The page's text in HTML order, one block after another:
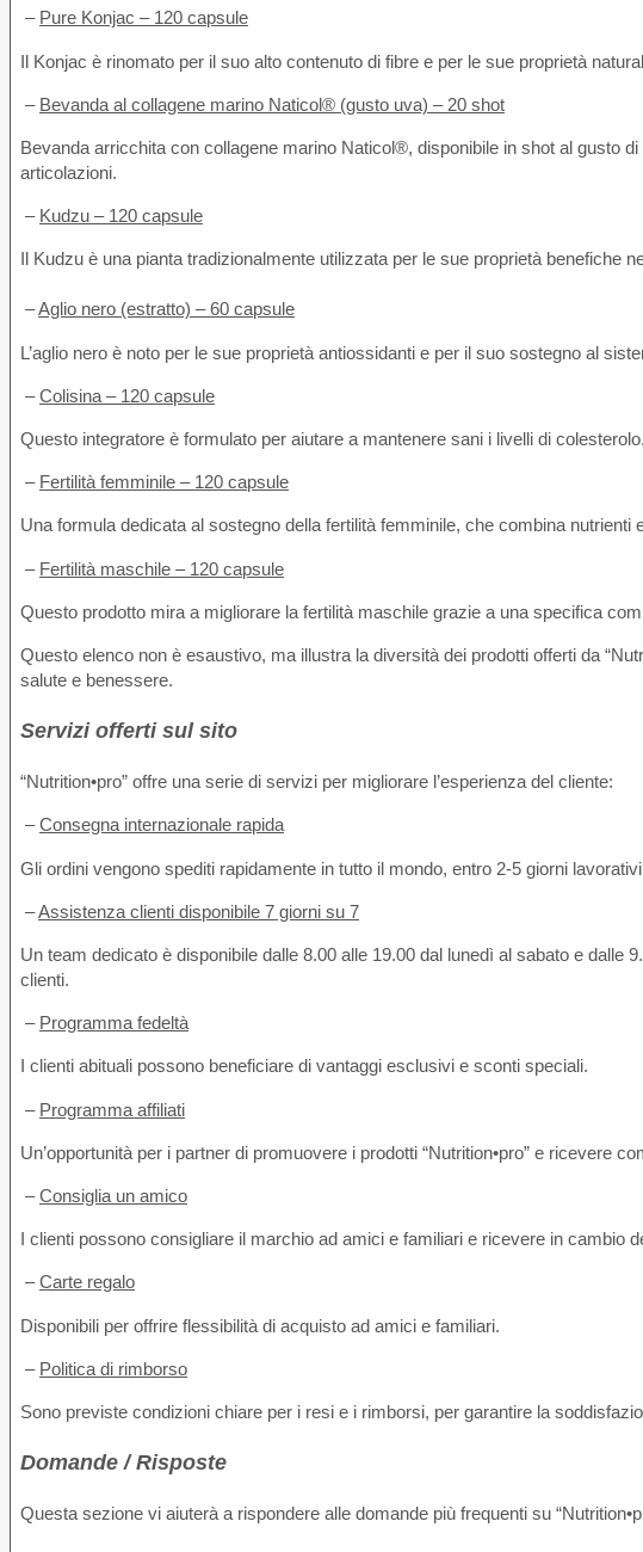
– Pure Konjac – 120 capsule
Il Konjac è rinomato per il suo alto contenuto di fibre e per le sue proprietà
– Bevanda al collagene marino Naticol® (gusto uva) – 20 shot
Bevanda arricchita con collagene marino Naticol®, disponibile in shot al gusto
articolazioni.
– Kudzu – 120 capsule
Il Kudzu è una pianta tradizionalmente utilizzata per le sue proprietà benefiche
–Aglio nero (estratto) – 60 capsule
L’aglio nero è noto per le sue proprietà antiossidanti e per il suo sostegno al
–Colisina – 120 capsule
Questo integratore è formulato per aiutare a mantenere sani i livelli di colesterolo.
– Fertilità femminile – 120 capsule
Una formula dedicata al sostegno della fertilità femminile, che combina nutrienti
– Fertilità maschile – 120 capsule
Questo prodotto mira a migliorare la fertilità maschile grazie a una specifica
Questo elenco non è esaustivo, ma illustra la diversità dei prodotti offerti da
salute e benessere.
Servizi offerti sul sito
“Nutrition•pro” offre una serie di servizi per migliorare l’esperienza del cliente:
–Consegna internazionale rapida
Gli ordini vengono spediti rapidamente in tutto il mondo, entro 2-5 giorni
–Assistenza clienti disponibile 7 giorni su 7
Un team dedicato è disponibile dalle 8.00 alle 19.00 dal lunedì al sabato e dalle
clienti.
– Programma fedeltà
I clienti abituali possono beneficiare di vantaggi esclusivi e sconti speciali.
– Programma affiliati
Un’opportunità per i partner di promuovere i prodotti “Nutrition•pro” e ricevere
–Consiglia un amico
I clienti possono consigliare il marchio ad amici e familiari e ricevere in cambio
–Carte regalo
Disponibili per offrire flessibilità di acquisto ad amici e familiari.
– Politica di rimborso
Sono previste condizioni chiare per i resi e i rimborsi, per garantire la
Domande / Risposte
Questa sezione vi aiuterà a rispondere alle domande più frequenti su